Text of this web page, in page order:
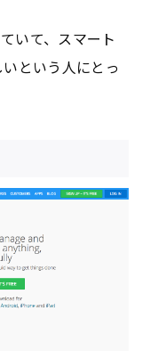
いて、スマート
という人にとっ